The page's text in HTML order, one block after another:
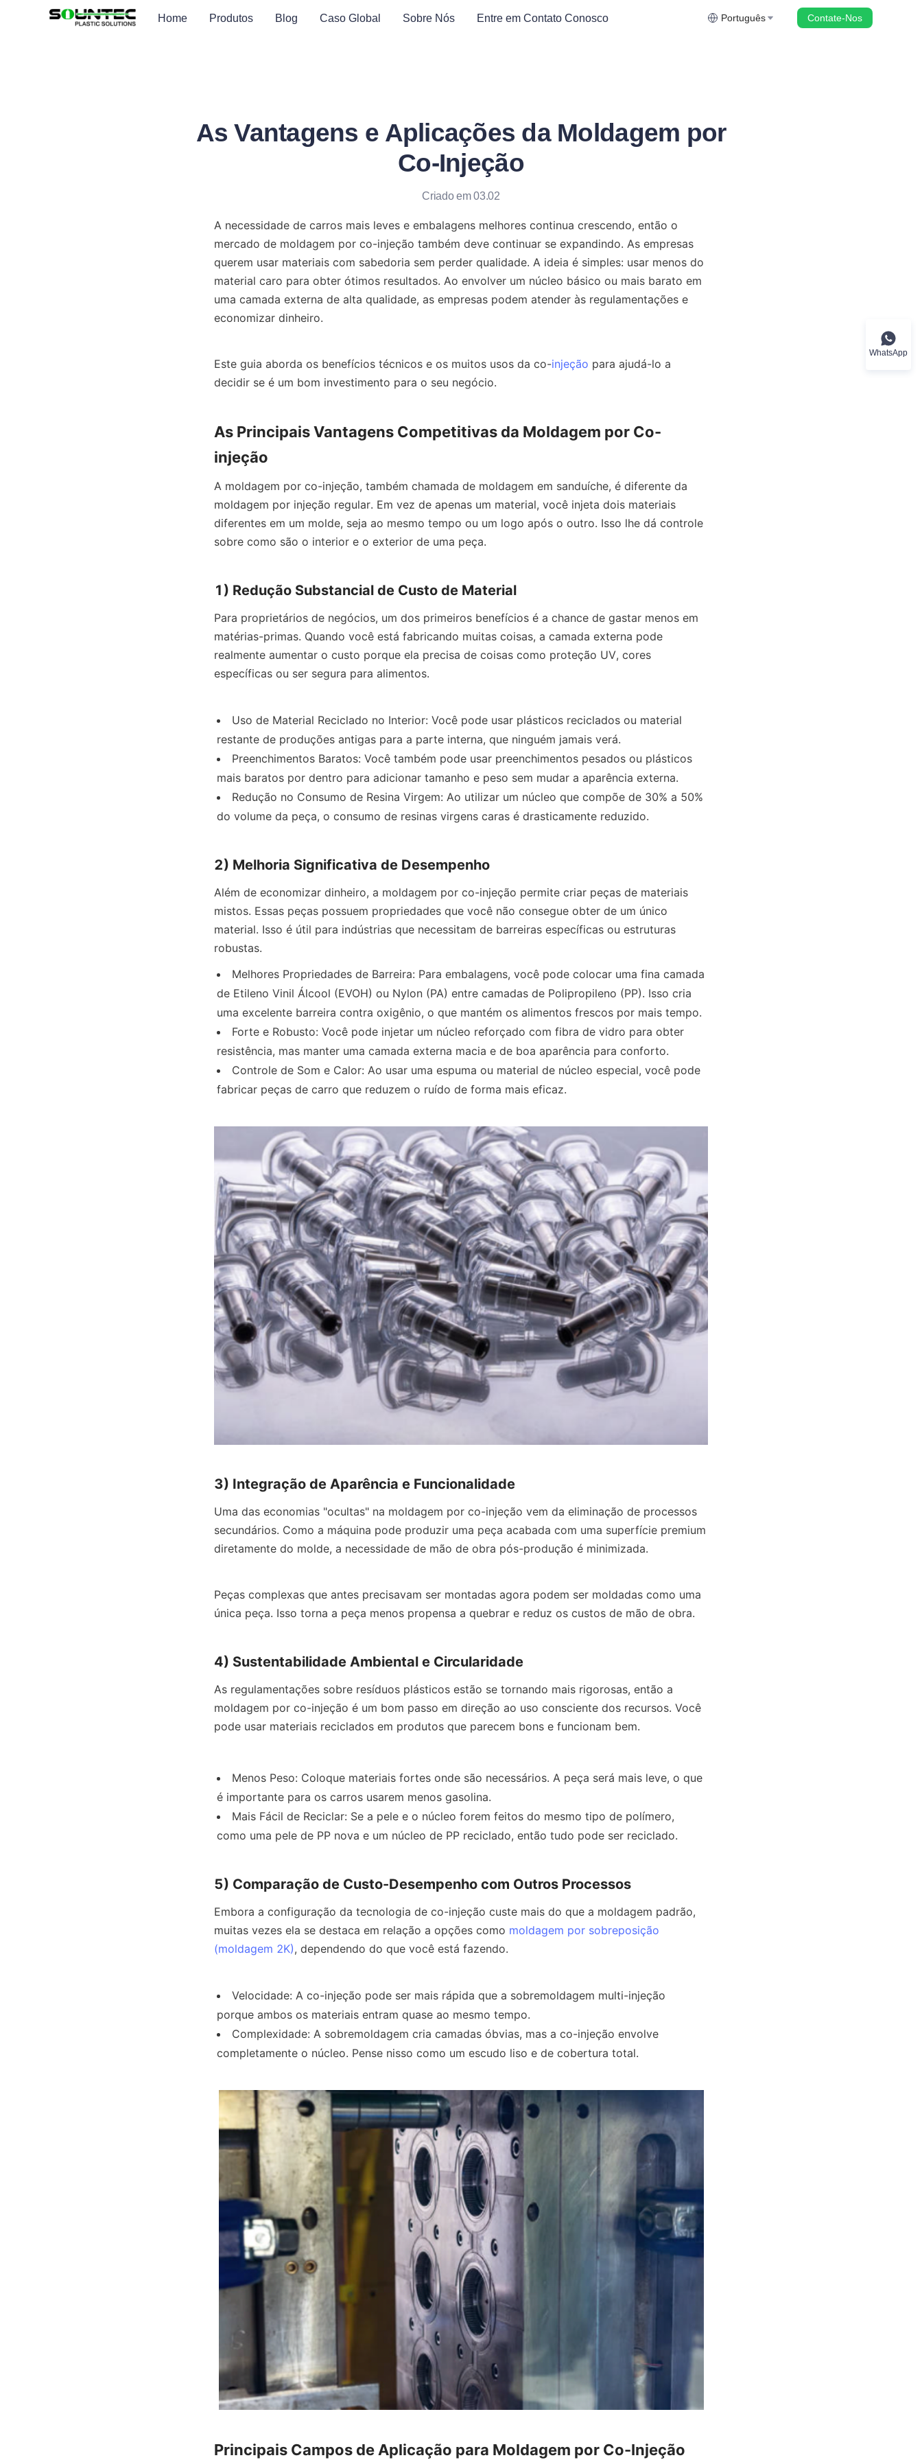
Home Produtos Blog Caso Global Sobre Nós Entre em Contato Conosco Português Contate-Nos
As Vantagens e Aplicações da Moldagem por
Co-Injeção
Criado em 03.02
A necessidade de carros mais leves e embalagens melhores continua crescendo, então o
mercado de moldagem por co-injeção também deve continuar se expandindo. As empresas
querem usar materiais com sabedoria sem perder qualidade. A ideia é simples: usar menos do
material caro para obter ótimos resultados. Ao envolver um núcleo básico ou mais barato em
uma camada externa de alta qualidade, as empresas podem atender às regulamentações e
economizar dinheiro.
Este guia aborda os benefícios técnicos e os muitos usos da co-injeção para ajudá-lo a
decidir se é um bom investimento para o seu negócio.
As Principais Vantagens Competitivas da Moldagem por Co-
injeção
A moldagem por co-injeção, também chamada de moldagem em sanduíche, é diferente da
moldagem por injeção regular. Em vez de apenas um material, você injeta dois materiais
diferentes em um molde, seja ao mesmo tempo ou um logo após o outro. Isso lhe dá controle
sobre como são o interior e o exterior de uma peça.
1) Redução Substancial de Custo de Material
Para proprietários de negócios, um dos primeiros benefícios é a chance de gastar menos em
matérias-primas. Quando você está fabricando muitas coisas, a camada externa pode
realmente aumentar o custo porque ela precisa de coisas como proteção UV, cores
específicas ou ser segura para alimentos.
Uso de Material Reciclado no Interior: Você pode usar plásticos reciclados ou material
restante de produções antigas para a parte interna, que ninguém jamais verá.
Preenchimentos Baratos: Você também pode usar preenchimentos pesados ou plásticos
mais baratos por dentro para adicionar tamanho e peso sem mudar a aparência externa.
Redução no Consumo de Resina Virgem: Ao utilizar um núcleo que compõe de 30% a 50%
do volume da peça, o consumo de resinas virgens caras é drasticamente reduzido.
2) Melhoria Significativa de Desempenho
Além de economizar dinheiro, a moldagem por co-injeção permite criar peças de materiais
mistos. Essas peças possuem propriedades que você não consegue obter de um único
material. Isso é útil para indústrias que necessitam de barreiras específicas ou estruturas
robustas.
Melhores Propriedades de Barreira: Para embalagens, você pode colocar uma fina camada
de Etileno Vinil Álcool (EVOH) ou Nylon (PA) entre camadas de Polipropileno (PP). Isso cria
uma excelente barreira contra oxigênio, o que mantém os alimentos frescos por mais tempo.
Forte e Robusto: Você pode injetar um núcleo reforçado com fibra de vidro para obter
resistência, mas manter uma camada externa macia e de boa aparência para conforto.
Controle de Som e Calor: Ao usar uma espuma ou material de núcleo especial, você pode
fabricar peças de carro que reduzem o ruído de forma mais eficaz.
3) Integração de Aparência e Funcionalidade
Uma das economias "ocultas" na moldagem por co-injeção vem da eliminação de processos
secundários. Como a máquina pode produzir uma peça acabada com uma superfície premium
diretamente do molde, a necessidade de mão de obra pós-produção é minimizada.
Peças complexas que antes precisavam ser montadas agora podem ser moldadas como uma
única peça. Isso torna a peça menos propensa a quebrar e reduz os custos de mão de obra.
4) Sustentabilidade Ambiental e Circularidade
As regulamentações sobre resíduos plásticos estão se tornando mais rigorosas, então a
moldagem por co-injeção é um bom passo em direção ao uso consciente dos recursos. Você
pode usar materiais reciclados em produtos que parecem bons e funcionam bem.
Menos Peso: Coloque materiais fortes onde são necessários. A peça será mais leve, o que
é importante para os carros usarem menos gasolina.
Mais Fácil de Reciclar: Se a pele e o núcleo forem feitos do mesmo tipo de polímero,
como uma pele de PP nova e um núcleo de PP reciclado, então tudo pode ser reciclado.
5) Comparação de Custo-Desempenho com Outros Processos
Embora a configuração da tecnologia de co-injeção custe mais do que a moldagem padrão,
muitas vezes ela se destaca em relação a opções como moldagem por sobreposição
(moldagem 2K), dependendo do que você está fazendo.
Velocidade: A co-injeção pode ser mais rápida que a sobremoldagem multi-injeção
porque ambos os materiais entram quase ao mesmo tempo.
Complexidade: A sobremoldagem cria camadas óbvias, mas a co-injeção envolve
completamente o núcleo. Pense nisso como um escudo liso e de cobertura total.
Principais Campos de Aplicação para Moldagem por Co-Injeção
WhatsApp